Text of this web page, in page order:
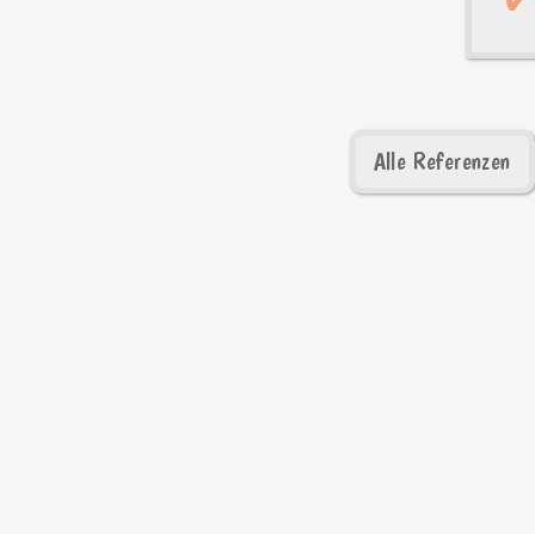
Alle Referenzen